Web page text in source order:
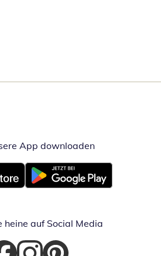
App downloadenÖffnet in
Fenster
Öffnet in neuem Fenster
heine auf Social Media